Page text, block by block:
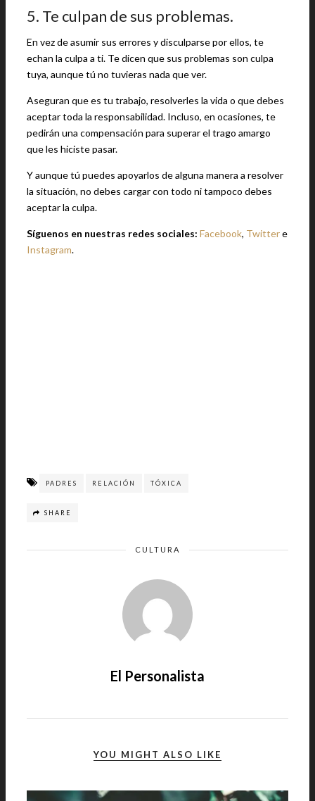
5. Te culpan de sus problemas.
En vez de asumir sus errores y disculparse por ellos, te
echan la culpa a ti. Te dicen que sus problemas son culpa
tuya, aunque tú no tuvieras nada que ver.
Aseguran que es tu trabajo, resolverles la vida o que debes
aceptar toda la responsabilidad. Incluso, en ocasiones, te
pedirán una compensación para superar el trago amargo
que les hiciste pasar.
Y aunque tú puedes apoyarlos de alguna manera a resolver
la situación, no debes cargar con todo ni tampoco debes
aceptar la culpa.
Síguenos en nuestras redes sociales: Facebook, Twittere
Instagram.
PADRES RELACIÓN TÓXICA
SHARE
CULTURA
El Personalista
YOU MIGHT ALSO LIKE